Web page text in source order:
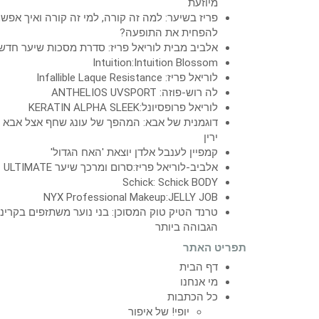
מיוזעת
פריז בשיער: למה זה קורה, למי זה קורה ואיך
להפחית את התופעה?
אלביב מבית לוריאל פריז: סדרת מסכות שיער
Intuition:Intuition Blossom
לוריאל פריז: Infallible Laque Resistance
לה רוש-פוזה: ANTHELIOS UVSPORT
לוריאל פרופסיונל:KERATIN ALPHA SLEEK
דוגמנית של אבא: המהפך של עונג שחף אצל אבא
ירין
קמפיין לענבל אלדן יוצאת 'האח הגדול'
אלביב-לוריאל פריז:סרום ומרכך שיער ULTIMATE
Schick: Schick BODY
NYX Professional Makeup:JELLY JOB
טרנד הטיק טוק המסוכן: בני נוער משתזפים
הגבוהה ביותר
תפריט האתר
דף הבית
מי אנחנו
כל הכתבות
יופי! של איפור